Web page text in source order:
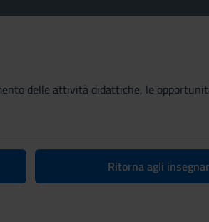
delle attività didattiche, le
Ritorna agli